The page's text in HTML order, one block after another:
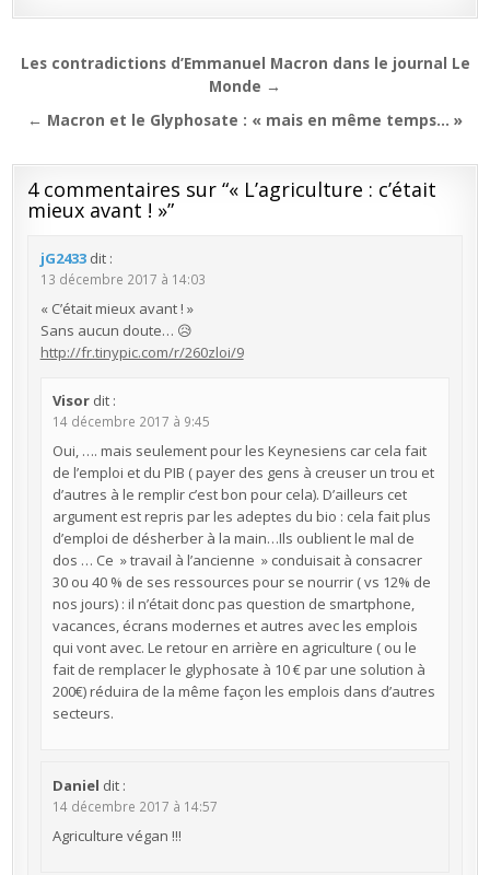
Navigation
l’article
Les contradictions d’Emmanuel Macron dans le journal Le
Monde →
← Macron et le Glyphosate : « mais en même temps… »
4 commentaires sur “« L’agriculture : c’était
mieux avant ! »”
jG2433 dit :
13 décembre 2017 à 14:03
« C’était mieux avant ! »
Sans aucun doute… 😥
http://fr.tinypic.com/r/260zloi/9
Visor dit :
14 décembre 2017 à 9:45
Oui, …. mais seulement pour les Keynesiens car cela fait
de l’emploi et du PIB ( payer des gens à creuser un trou et
d’autres à le remplir c’est bon pour cela). D’ailleurs cet
argument est repris par les adeptes du bio : cela fait plus
d’emploi de désherber à la main…Ils oublient le mal de
dos … Ce » travail à l’ancienne » conduisait à consacrer
30 ou 40 % de ses ressources pour se nourrir ( vs 12% de
nos jours) : il n’était donc pas question de smartphone,
vacances, écrans modernes et autres avec les emplois
qui vont avec. Le retour en arrière en agriculture ( ou le
fait de remplacer le glyphosate à 10 € par une solution à
200€) réduira de la même façon les emplois dans d’autres
secteurs.
Daniel dit :
14 décembre 2017 à 14:57
Agriculture végan !!!